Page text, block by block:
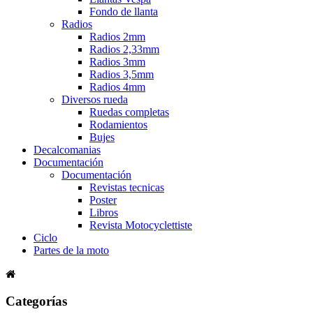
Fondo de llanta
Radios
Radios 2mm
Radios 2,33mm
Radios 3mm
Radios 3,5mm
Radios 4mm
Diversos rueda
Ruedas completas
Rodamientos
Bujes
Decalcomanias
Documentación
Documentación
Revistas tecnicas
Poster
Libros
Revista Motocyclettiste
Ciclo
Partes de la moto
Categorías